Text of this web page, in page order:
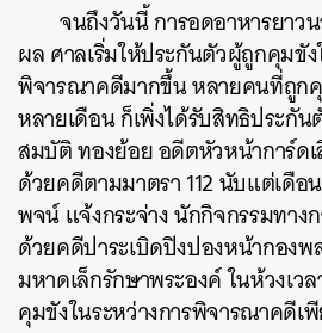
จนถึงวันนี้ การอดอาหารยาว
ผล ศาลเริ่มให้ประกันตัวผู้ถูกคุมขัง
พิจารณาคดีมากขึ้น หลายคนที่ถูก
หลายเดือน ก็เพิ่งได้รับสิทธิประกั
สมบัติ ทองย้อย อดีตหัวหน้าการ์ด
ด้วยคดีตามมาตรา 112 นับแต่เดือ
พจน์ แจ้งกระจ่าง นักกิจกรรมทาง
ด้วยคดีปาระเบิดปิงปองหน้ากองพ
มหาดเล็กรักษาพระองค์ ในห้วงเว
คุมขังในระหว่างการพิจารณาคดีเ